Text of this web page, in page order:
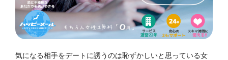
気になる相手をデートに誘うのは恥ずかしいと思っている女